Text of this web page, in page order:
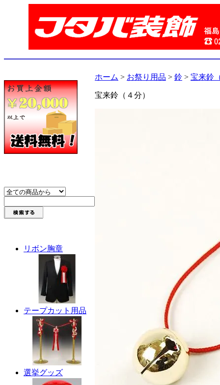
リボン胸章
テープカット用品
選挙グッズ
ホーム > お祭り用品 > 鈴 > 宝来鈴
宝来鈴（４分）